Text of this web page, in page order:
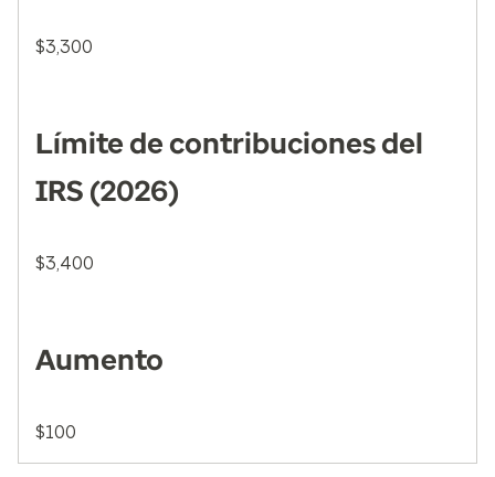
$3,300
Límite de contribuciones del
IRS (2026)
$3,400
Aumento
$100